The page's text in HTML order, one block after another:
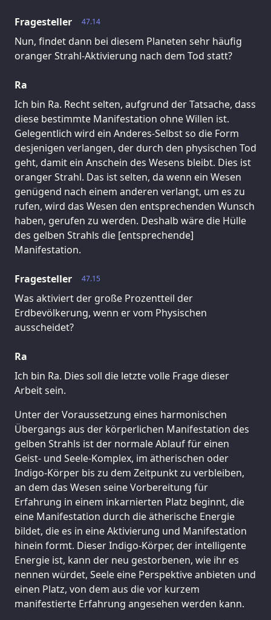
47.14
Fragesteller
Nun, findet dann bei diesem Planeten sehr häufig
oranger Strahl-Aktivierung nach dem Tod statt?
Ra
Ich bin Ra. Recht selten, aufgrund der Tatsache, dass
diese bestimmte Manifestation ohne Willen ist.
Gelegentlich wird ein Anderes-Selbst so die Form
desjenigen verlangen, der durch den physischen Tod
geht, damit ein Anschein des Wesens bleibt. Dies ist
oranger Strahl. Das ist selten, da wenn ein Wesen
genügend nach einem anderen verlangt, um es zu
rufen, wird das Wesen den entsprechenden Wunsch
haben, gerufen zu werden. Deshalb wäre die Hülle
des gelben Strahls die [entsprechende]
Manifestation.
47.15
Fragesteller
Was aktiviert der große Prozentteil der
Erdbevölkerung, wenn er vom Physischen
ausscheidet?
Ra
Ich bin Ra. Dies soll die letzte volle Frage dieser
Arbeit sein.
Unter der Voraussetzung eines harmonischen
Übergangs aus der körperlichen Manifestation des
gelben Strahls ist der normale Ablauf für einen
Geist- und Seele-Komplex, im ätherischen oder
Indigo-Körper bis zu dem Zeitpunkt zu verbleiben,
an dem das Wesen seine Vorbereitung für
Erfahrung in einem inkarnierten Platz beginnt, die
eine Manifestation durch die ätherische Energie
bildet, die es in eine Aktivierung und Manifestation
hinein formt. Dieser Indigo-Körper, der intelligente
Energie ist, kann der neu gestorbenen, wie ihr es
nennen würdet, Seele eine Perspektive anbieten und
einen Platz, von dem aus die vor kurzem
manifestierte Erfahrung angesehen werden kann.